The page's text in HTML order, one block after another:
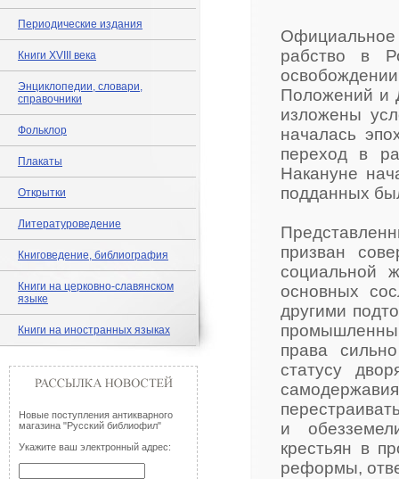
Периодические издания
Книги XVIII века
Энциклопедии, словари,
справочники
Фольклор
Плакаты
Открытки
Литературоведение
Книговедение, библиография
Книги на церковно-славянском
языке
Книги на иностранных языках
Новые поступления антикварного
магазина "Русский библиофил"
Укажите ваш электронный адрес:
рабство в
Положений и
изложены
началась
переход в
Накануне
подданных
призван
социальной
основных
другими
права
статусу
и
крестьян в
реформы,